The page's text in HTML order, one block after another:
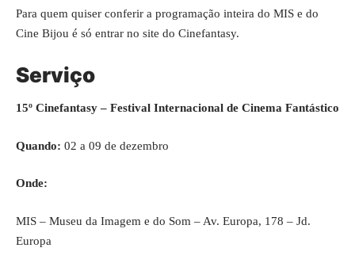
Para quem quiser conferir a programação inteira do MIS e do
Cine Bijou é só entrar no site do Cinefantasy.
Serviço
15º Cinefantasy – Festival Internacional de Cinema Fantástico
Quando: 02 a 09 de dezembro
Onde:
MIS – Museu da Imagem e do Som – Av. Europa, 178 – Jd.
Europa